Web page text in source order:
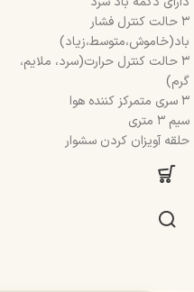
۳ حالت کنترل فشار
باد(خاموش،متوسط،زیاد)
۳ حالت کنترل حرارت(سرد، ملایم،
گرم)
۳ سری متمرکز کننده هوا
سیم ۳ متری
حلقه آویزان کردن سشوار